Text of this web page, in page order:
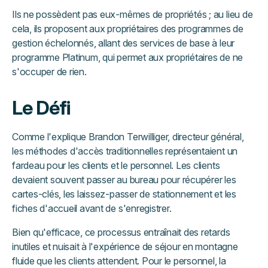
Ils ne possèdent pas eux-mêmes de propriétés ; au lieu de
cela, ils proposent aux propriétaires des programmes de
gestion échelonnés, allant des services de base à leur
programme Platinum, qui permet aux propriétaires de ne
s'occuper de rien.
Le Défi
Comme l'explique Brandon Terwilliger, directeur général,
les méthodes d'accès traditionnelles représentaient un
fardeau pour les clients et le personnel. Les clients
devaient souvent passer au bureau pour récupérer les
cartes-clés, les laissez-passer de stationnement et les
fiches d'accueil avant de s'enregistrer.
Bien qu'efficace, ce processus entraînait des retards
inutiles et nuisait à l'expérience de séjour en montagne
fluide que les clients attendent. Pour le personnel, la